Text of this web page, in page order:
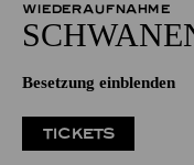
WIEDERAUFNAHME
Besetzung einblenden
TICKETS